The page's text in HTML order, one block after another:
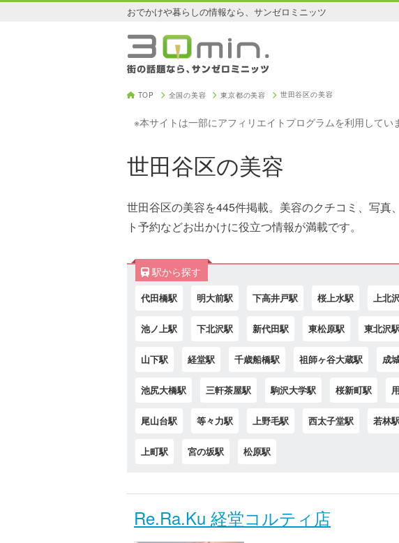
おでかけや暮らしの情報なら、サンゼロミニッツ
TOP 全国の美容 東京都の美容 世田谷区の美容
※本サイトは一部にアフィリエイトプログラムを利用してい
世田谷区の美容
世田谷区の美容を445件掲載。美容のクチコミ、写真
ト予約などお出かけに役立つ情報が満載です。
駅から探す
代田橋駅 明大前駅 下高井戸駅 桜上水駅 上北
池ノ上駅 下北沢駅 新代田駅 東松原駅 東北沢
山下駅 経堂駅 千歳船橋駅 祖師ヶ谷大蔵駅 成
池尻大橋駅 三軒茶屋駅 駒沢大学駅 桜新町駅
尾山台駅 等々力駅 上野毛駅 西太子堂駅 若林
上町駅 宮の坂駅 松原駅
Re.Ra.Ku 経堂コルティ店